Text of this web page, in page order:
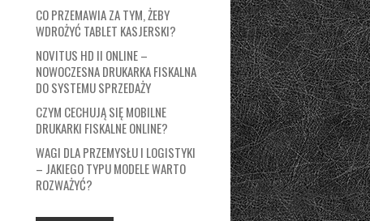
CO PRZEMAWIA ZA TYM, ŻEBY
WDROŻYĆ TABLET KASJERSKI?
NOVITUS HD II ONLINE –
NOWOCZESNA DRUKARKA FISKALNA
DO SYSTEMU SPRZEDAŻY
CZYM CECHUJĄ SIĘ MOBILNE
DRUKARKI FISKALNE ONLINE?
WAGI DLA PRZEMYSŁU I LOGISTYKI
– JAKIEGO TYPU MODELE WARTO
ROZWAŻYĆ?